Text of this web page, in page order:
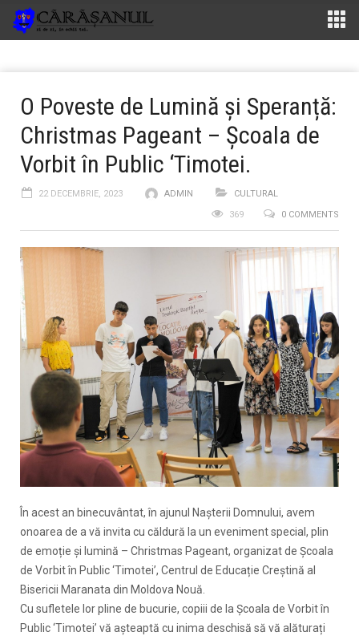
O Poveste de Lumină și Speranță:
Christmas Pageant – Școala de
Vorbit în Public ‘Timotei.
22 DECEMBRIE, 2023 ADMIN
CULTURAL
0 COMMENTS
369
În acest an binecuvântat, în ajunul Nașterii Domnului, avem
onoarea de a vă invita cu căldură la un eveniment special, plin
de emoție și lumină – Christmas Pageant, organizat de Școala
de Vorbit în Public ‘Timotei’, Centrul de Educație Creștină al
Bisericii Maranata din Moldova Nouă.
Cu sufletele lor pline de bucurie, copiii de la Școala de Vorbit în
Public ‘Timotei’ vă așteaptă cu inima deschisă să vă alăturați